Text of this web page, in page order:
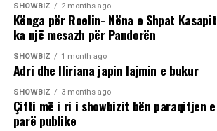
SHOWBIZ 2 months ago
Kënga për Roelin- Nëna e Shpat Kasapit
ka një mesazh për Pandorën
SHOWBIZ 1 month ago
Adri dhe Iliriana japin lajmin e bukur
SHOWBIZ 3 months ago
Çifti më i ri i showbizit bën paraqitjen e
parë publike